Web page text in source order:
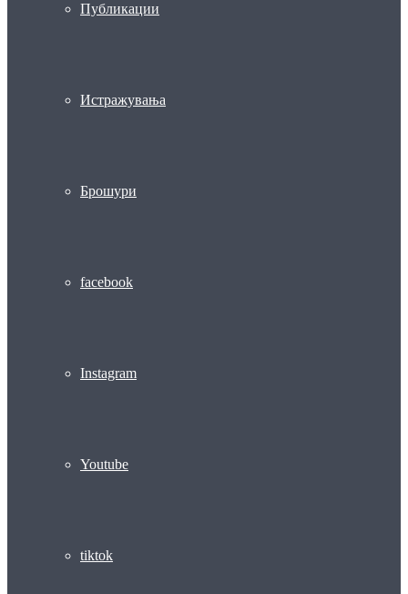
Публикации
Истражувања
Брошури
facebook
Instagram
Youtube
tiktok